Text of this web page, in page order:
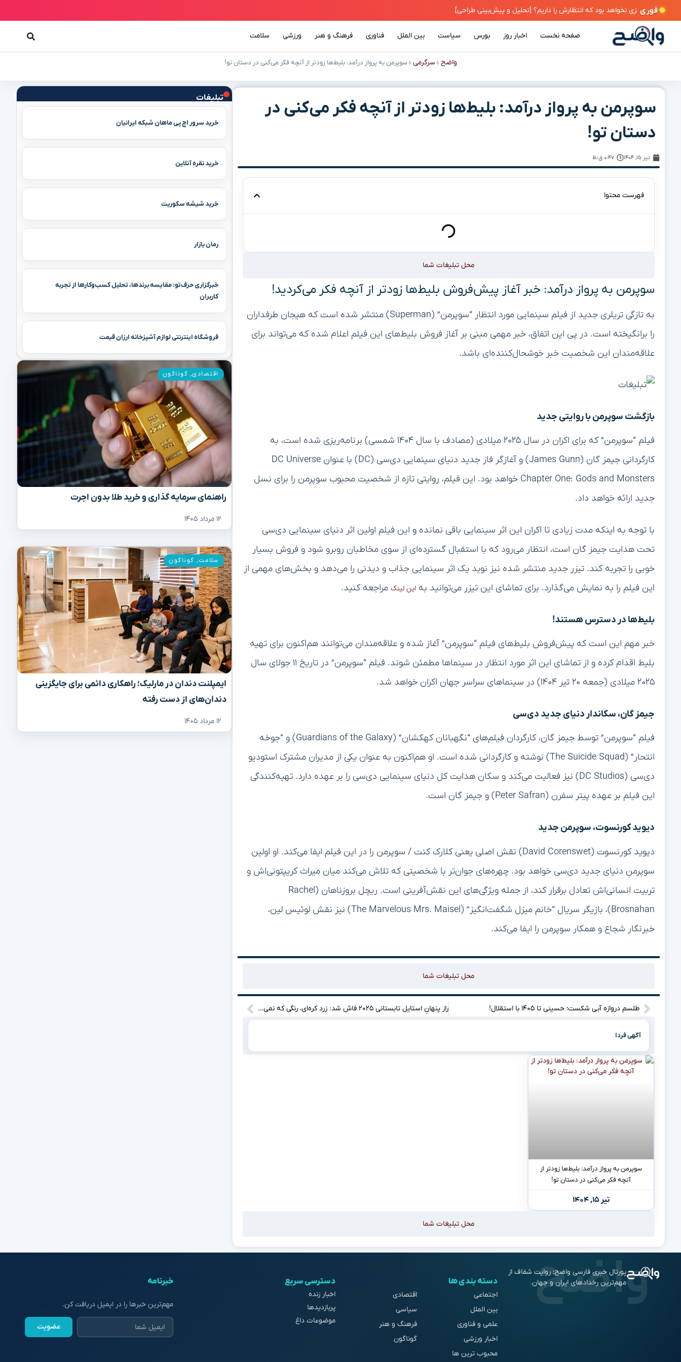
فوری
صفحه نخست اخبار روز بورس سیاست بین الملل فناوری فرهنگ و هنر ورزشی سلامت
واضح » سرگرمی »سوپرمن به پرواز درآمد: بلیط‌ها زودتر از آنچه فکر می‌کنی در دستان تو!
تبلیغات
خرید سرور اچ پی ماهان شبکه ایرانیان
خرید نقره آنلاین
خرید شیشه سکوریت
رمان بازار
خبرگزاری حرف‌تو: مقایسه برندها، تحلیل کسب‌وکارها از تجربه
کاربران
فروشگاه اینترنتی لوازم آشپزخانه ارزان قیمت
راهنمای سرمایه گذاری و خرید طلا بدون اجرت
۱۲ مرداد ۱۴۰۵
اقتصادی, گوناگون
ایمپلنت دندان در مارلیک؛ راهکاری دائمی برای جایگزینی
دندان‌های از دست رفته
۱۲ مرداد ۱۴۰۵
سلامت, گوناگون
سوپرمن به پرواز درآمد: بلیط‌ها زودتر از آنچه فکر می‌کنی در
دستان تو!
تیر ۱۵, ۱۴۰۴ ۰:۴۷ ق٫ظ
فهرست محتوا
محل تبلیغات شما
سوپرمن به پرواز درآمد: خبر آغاز پیش‌فروش بلیط‌ها زودتر از آنچه فکر می‌کردید!
به تازگی تریلری جدید از فیلم سینمایی مورد انتظار “سوپرمن” (Superman) منتشر شده است که هیجان طرفداران
را برانگیخته است. در پی این اتفاق، خبر مهمی مبنی بر آغاز فروش بلیط‌های این فیلم اعلام شده که می‌تواند برای
علاقه‌مندان این شخصیت خبر خوشحال‌کننده‌ای باشد.
بازگشت سوپرمن با روایتی جدید
فیلم “سوپرمن” که برای اکران در سال ۲۰۲۵ میلادی (مصادف با سال ۱۴۰۴ شمسی) برنامه‌ریزی شده است، به
کارگردانی جیمز گان (James Gunn) و آغازگر فاز جدید دنیای سینمایی دی‌سی (DC) با عنوان DC Universe
Chapter One: Gods and Monsters خواهد بود. این فیلم، روایتی تازه از شخصیت محبوب سوپرمن را برای نسل
جدید ارائه خواهد داد.
با توجه به اینکه مدت زیادی تا اکران این اثر سینمایی باقی نمانده و این فیلم اولین اثر دنیای سینمایی دی‌سی
تحت هدایت جیمز گان است، انتظار می‌رود که با استقبال گسترده‌ای از سوی مخاطبان روبرو شود و فروش بسیار
خوبی را تجربه کند. تیزر جدید منتشر شده نیز نوید یک اثر سینمایی جذاب و دیدنی را می‌دهد و بخش‌های مهمی از
این فیلم را به نمایش می‌گذارد. برای تماشای این تیزر می‌توانید بهاین لینک مراجعه کنید.
بلیط‌ها در دسترس هستند!
خبر مهم این است که پیش‌فروش بلیط‌های فیلم “سوپرمن” آغاز شده و علاقه‌مندان می‌توانند هم‌اکنون برای تهیه
بلیط اقدام کرده و از تماشای این اثر مورد انتظار در سینماها مطمئن شوند. فیلم “سوپرمن” در تاریخ ۱۱ جولای سال
۲۰۲۵ میلادی (جمعه ۲۰ تیر ۱۴۰۴) در سینماهای سراسر جهان اکران خواهد شد.
جیمز گان، سکاندار دنیای جدید دی‌سی
فیلم “سوپرمن” توسط جیمز گان، کارگردان فیلم‌های “نگهبانان کهکشان” (Guardians of the Galaxy) و “جوخه
انتحار” (The Suicide Squad) نوشته و کارگردانی شده است. او هم‌اکنون به عنوان یکی از مدیران مشترک استودیو
دی‌سی (DC Studios) نیز فعالیت می‌کند و سکان هدایت کل دنیای سینمایی دی‌سی را بر عهده دارد. تهیه‌کنندگی
این فیلم بر عهده پیتر سفرن (Peter Safran) و جیمز گان است.
دیوید کورنسوت، سوپرمن جدید
دیوید کورنسوت (David Corenswet) نقش اصلی یعنی کلارک کنت / سوپرمن را در این فیلم ایفا می‌کند. او اولین
سوپرمنِ دنیای جدید دی‌سی خواهد بود. چهره‌های جوان‌تر با شخصیتی که تلاش می‌کند میان میراث کریپتونی‌اش و
تربیت انسانی‌اش تعادل برقرار کند، از جمله ویژگی‌های این نقش‌آفرینی است. ریچل بروزناهان (Rachel
Brosnahan)، بازیگر سریال “خانم میزل شگفت‌انگیز” (The Marvelous Mrs. Maisel) نیز نقش لوئیس لین،
خبرنگار شجاع و همکار سوپرمن را ایفا می‌کند.
محل تبلیغات شما
طلسم دروازه آبی شکست؛ حسینی تا ۱۴۰۵ با استقلال! راز پنهانِ استایل تابستانی ۲۰۲۵ فاش شد: زرد کره‌ای، رنگی که نمی‌توانی نادیده بگیری!
آگهی فردا
سوپرمن به پرواز درآمد: بلیط‌ها زودتر از
آنچه فکر می‌کنی در دستان تو!
تیر ۱۵, ۱۴۰۴
محل تبلیغات شما
پورتال خبری فارسی واضح؛ روایت شفاف از
مهم‌ترین رخدادهای ایران و جهان.
دسته بندی ها
اجتماعی
اقتصادی
بین الملل
سیاسی
علمی و فناوری
فرهنگ و هنر
اخبار ورزشی
گوناگون
محبوب ترین ها
دسترسی سریع
اخبار زنده
پربازدیدها
موضوعات داغ
خبرنامه
مهم‌ترین خبرها را در ایمیل دریافت کن.
عضویت